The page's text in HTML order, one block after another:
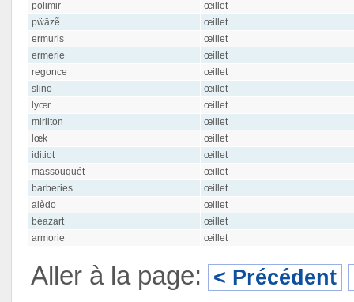
polimir
œillet
pẅāzẽ
œillet
ermuris
œillet
ermerie
œillet
regonce
œillet
slino
œillet
lyœr
œillet
mirliton
œillet
lœk
œillet
iditiot
œillet
massouquét
œillet
barberies
œillet
alèdo
œillet
béazart
œillet
armorie
œillet
Aller à la page: < Précédent